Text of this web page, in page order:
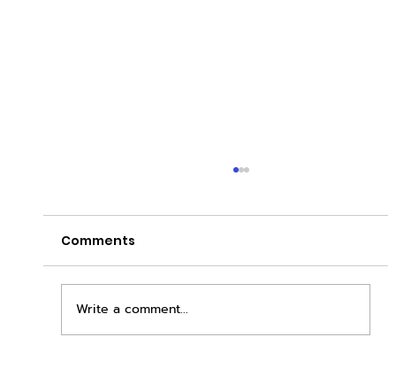
Comments
Write a comment...